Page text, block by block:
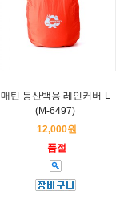
매틴 등산백용 레인커버-L
(M-6497)
12,000원
품절